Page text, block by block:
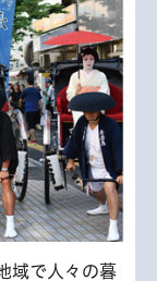
域で人々の暮